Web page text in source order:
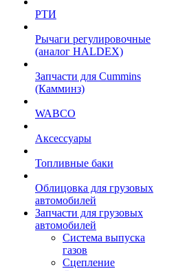
РТИ
Рычаги регулировочные
(аналог HALDEX)
Запчасти для Cummins
(Камминз)
WABCO
Аксессуары
Топливные баки
Облицовка для грузовых
автомобилей
Запчасти для грузовых
автомобилей
Система выпуска
газов
Сцепление